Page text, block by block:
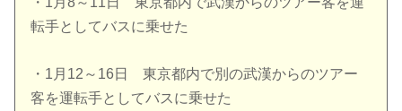
転手としてバスに乗せた
・1月12～16日 東京都内で別の武漢からのツアー
客を運転手としてバスに乗せた